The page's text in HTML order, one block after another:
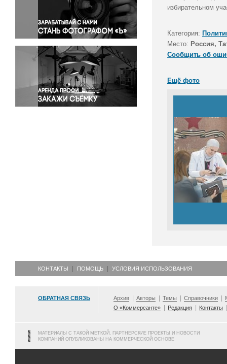
Правосудие
Происшествия и конфликты
Религия
Светская жизнь
Спорт
Экология
Экономика и бизнес
избирательном
Категория:
Место: Россия,
Сообщить об
Ещё фото
КОНТАКТЫ ПОМОЩЬ УСЛОВИЯ ИСПОЛЬЗОВАНИЯ
ОБРАТНАЯ СВЯЗЬ Архив Авторы Темы Справочники
О «Коммерсанте»
Редакция Контакты
МАТЕРИАЛЫ С ТАКОЙ МЕТКОЙ, ПАРТНЕРСКИЕ ПРОЕКТЫ И НОВОСТИ
КОМПАНИЙ ОПУБЛИКОВАНЫ НА КОММЕРЧЕСКОЙ ОСНОВЕ